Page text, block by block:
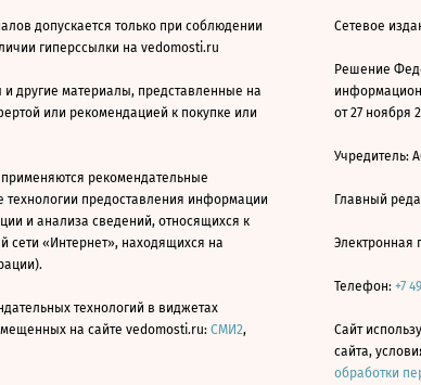
допускается только при соблюдении
гиперссылки на vedomosti.ru
и другие материалы, представленные на
или рекомендацией к покупке или
рекомендательные
предоставления информации
и анализа сведений, относящихся к
сети «Интернет», находящихся на
технологий в виджетах
на сайте vedomosti.ru: СМИ2,
Сетевое
Решение
от 27 ноября
Учредитель:
Главный
Электронная
Телефон: +7
Сайт
сайта,
обработки